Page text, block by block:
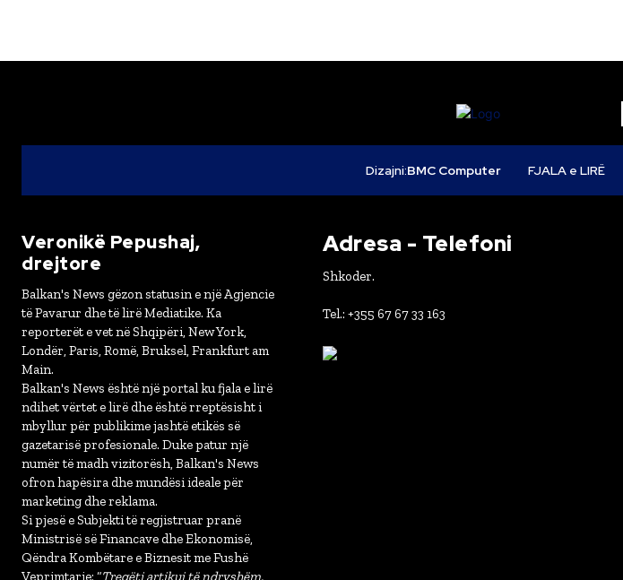
Dizajni:BMC Computer FJALA e LIRË
Veronikë Pepushaj,
drejtore
Balkan's News gëzon statusin e një Agjencie
të Pavarur dhe të lirë Mediatike. Ka
reporterët e vet në Shqipëri, New York,
Londër, Paris, Romë, Bruksel, Frankfurt am
Main.
Balkan's News është një portal ku fjala e lirë
ndihet vërtet e lirë dhe është rreptësisht i
mbyllur për publikime jashtë etikës së
gazetarisë profesionale. Duke patur një
numër të madh vizitorësh, Balkan's News
ofron hapësira dhe mundësi ideale për
marketing dhe reklama.
Si pjesë e Subjekti të regjistruar pranë
Ministrisë së Financave dhe Ekonomisë,
Qëndra Kombëtare e Biznesit me Fushë
Veprimtarie: “Tregëti artikuj të ndryshëm,
Adresa - Telefoni
Shkoder.
Tel.: +355 67 67 33 163